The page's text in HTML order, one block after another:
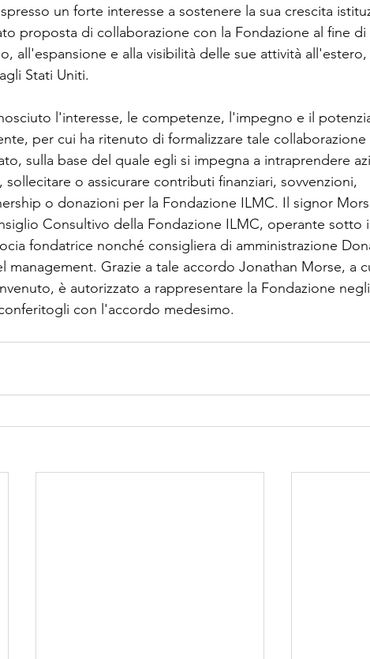
un forte interesse a sostenere la sua crescita
proposta di collaborazione con la Fondazione al fine di
all'espansione e alla visibilità delle sue attività
Stati Uniti.
l'interesse, le competenze, l'impegno e il
per cui ha ritenuto di formalizzare tale collaborazione
sulla base del quale egli si impegna a intraprendere
sollecitare o assicurare contributi finanziari, sovvenzioni,
o donazioni per la Fondazione ILMC. Il signor
Consultivo della Fondazione ILMC, operante sotto il
fondatrice nonché consigliera di amministrazione
management. Grazie a tale accordo Jonathan Morse, a
è autorizzato a rappresentare la Fondazione
con l'accordo medesimo.